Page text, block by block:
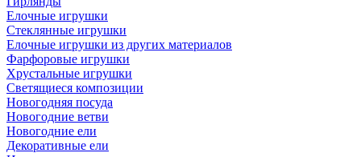
Елочные игрушки
Стеклянные игрушки
Елочные игрушки из других материалов
Фарфоровые игрушки
Хрустальные игрушки
Светящиеся композиции
Новогодняя посуда
Новогодние ветви
Новогодние ели
Декоративные ели